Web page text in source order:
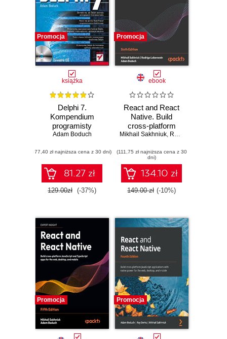
Promocja
książka
Delphi 7.
Kompendium
programisty
Adam Boduch
(77,40 zł najniższa cena z 30 dni)
81.27 zł
129.00zł (-37%)
Promocja
ebook
React and React
Native. Build
cross-platform
JavaScript and
for web and mobile
- Sixth Edition
Mikhail Sakhniuk, Rodrigo Lobenwein
(111,75 zł najniższa cena z 30
dni)
134.10 zł
149.00 zł (-10%)
Promocja Promocja